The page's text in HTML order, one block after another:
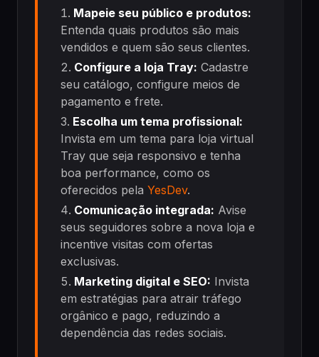
Mapeie seu público e produtos:
Entenda quais produtos são mais
vendidos e quem são seus clientes.
Configure a loja Tray: Cadastre
seu catálogo, configure meios de
pagamento e frete.
Escolha um tema profissional:
Invista em um tema para loja virtual
Tray que seja responsivo e tenha
boa performance, como os
oferecidos pela YesDev.
Comunicação integrada: Avise
seus seguidores sobre a nova loja e
incentive visitas com ofertas
exclusivas.
Marketing digital e SEO: Invista
em estratégias para atrair tráfego
orgânico e pago, reduzindo a
dependência das redes sociais.